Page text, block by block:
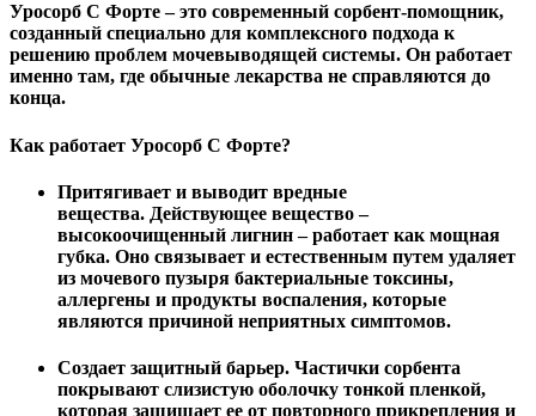
Уросорб С Форте– это современный сорбент-помощник,
созданный специально для комплексного подхода к
решению проблем мочевыводящей системы. Он работает
именно там, где обычные лекарства не справляются до
конца.
Как работает Уросорб С Форте?
Притягивает и выводит вредные
вещества. Действующее вещество –
высокоочищенный лигнин – работает как мощная
губка. Оно связывает и естественным путем удаляет
из мочевого пузыря бактериальные токсины,
аллергены и продукты воспаления, которые
являются причиной неприятных симптомов.
Создает защитный барьер. Частички сорбента
покрывают слизистую оболочку тонкой пленкой,
которая защищает ее от повторного прикрепления и